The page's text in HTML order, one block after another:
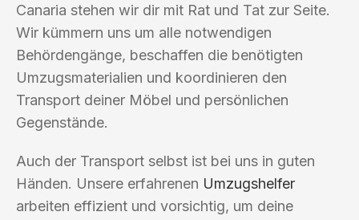
Canaria stehen wir dir mit Rat und Tat zur Seite.
Wir kümmern uns um alle notwendigen
Behördengänge, beschaffen die benötigten
Umzugsmaterialien und koordinieren den
Transport deiner Möbel und persönlichen
Gegenstände.
Auch der Transport selbst ist bei uns in guten
Händen. Unsere erfahrenen Umzugshelfer
arbeiten effizient und vorsichtig, um deine